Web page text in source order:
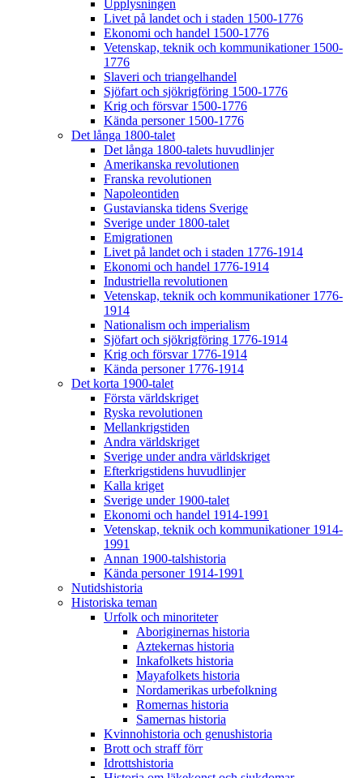
Upplysningen
Livet på landet och i staden 1500-1776
Ekonomi och handel 1500-1776
Vetenskap, teknik och kommunikationer 1500-
1776
Slaveri och triangelhandel
Sjöfart och sjökrigföring 1500-1776
Krig och försvar 1500-1776
Kända personer 1500-1776
Det långa 1800-talet
Det långa 1800-talets huvudlinjer
Amerikanska revolutionen
Franska revolutionen
Napoleontiden
Gustavianska tidens Sverige
Sverige under 1800-talet
Emigrationen
Livet på landet och i staden 1776-1914
Ekonomi och handel 1776-1914
Industriella revolutionen
Vetenskap, teknik och kommunikationer 1776-
1914
Nationalism och imperialism
Sjöfart och sjökrigföring 1776-1914
Krig och försvar 1776-1914
Kända personer 1776-1914
Det korta 1900-talet
Första världskriget
Ryska revolutionen
Mellankrigstiden
Andra världskriget
Sverige under andra världskriget
Efterkrigstidens huvudlinjer
Kalla kriget
Sverige under 1900-talet
Ekonomi och handel 1914-1991
Vetenskap, teknik och kommunikationer 1914-
1991
Annan 1900-talshistoria
Kända personer 1914-1991
Nutidshistoria
Historiska teman
Urfolk och minoriteter
Aboriginernas historia
Aztekernas historia
Inkafolkets historia
Mayafolkets historia
Nordamerikas urbefolkning
Romernas historia
Samernas historia
Kvinnohistoria och genushistoria
Brott och straff förr
Idrottshistoria